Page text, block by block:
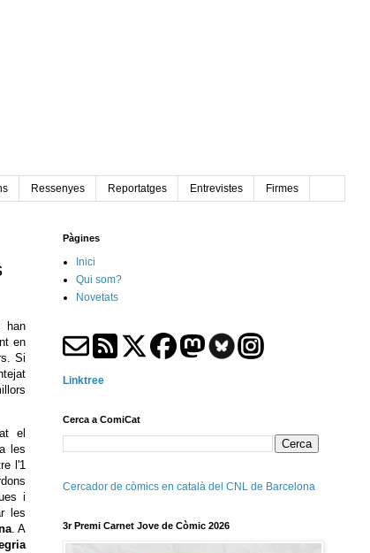
Ressenyes Reportatges Entrevistes Firmes
han
en
Si
el
les
l'1
i
les
. A
Pàgines
Inici
Qui som?
Novetats
Linktree
Cerca a ComiCat
Cercador de còmics en català del CNL de Barcelona
3r Premi Carnet Jove de Còmic 2026